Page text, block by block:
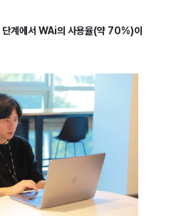
단계에서 WAi의 사용율(약 70%)이